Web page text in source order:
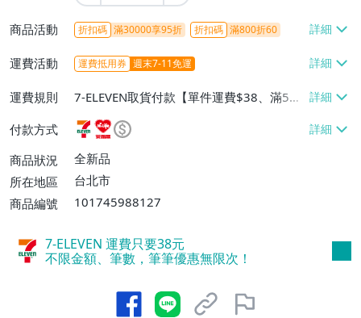
商品活動 折扣碼 滿30000享95折 折扣碼 滿800折60
運費活動 運費抵用券 週末7-11免運
運費規則
7-ELEVEN取貨付款【單件運費$38、滿5件
或消費滿$1298免運費】、7-ELEVEN取貨
不付款【免運費】、萊爾富取貨付款【單件
運費$60、滿5件或消費滿$1298免運
費】、宅配/貨運【單件運費$120、滿5件
付款方式
商品狀況
全新品
所在地區
台北市
商品編號
101745988127
7-ELEVEN 運費只要38元
不限金額、筆數，筆筆優惠無限次！